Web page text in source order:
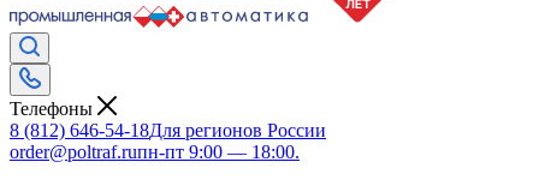
Телефоны
8 (812) 646-54-18Для регионов России
order@poltraf.ruпн-пт 9:00 — 18:00.